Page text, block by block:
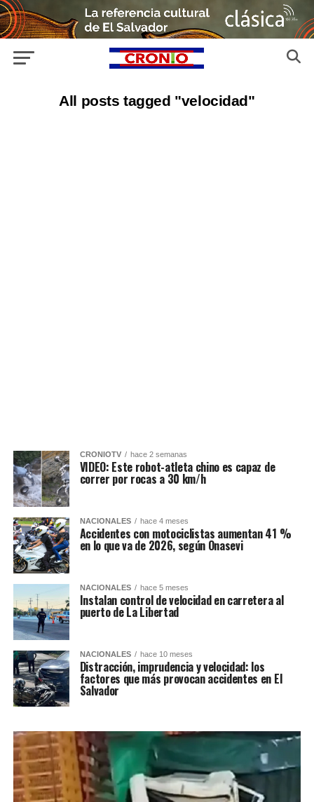
All posts tagged "velocidad"
CRONIOTV hace 2 semanas
VIDEO: Este robot-atleta chino es capaz de
correr por rocas a 30 km/h
NACIONALES hace 4 meses
Accidentes con motociclistas aumentan 41 %
en lo que va de 2026, según Onasevi
NACIONALES hace 5 meses
Instalan control de velocidad en carretera al
puerto de La Libertad
NACIONALES hace 10 meses
Distracción, imprudencia y velocidad: los
factores que más provocan accidentes en El
Salvador